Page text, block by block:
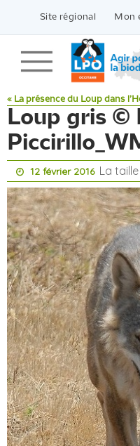
contenu
Site régional Mon
« La présence du Loup dans
Loup gris ©
12 février 2016 La